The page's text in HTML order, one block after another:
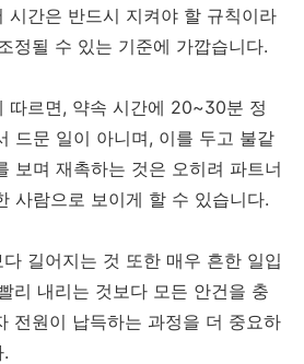
시간은 반드시 지켜야 할 규칙이라
정될 수 있는 기준에 가깝습니다.
따르면, 약속 시간에 20~30분 정
드문 일이 아니며, 이를 두고 불같
보며 재촉하는 것은 오히려 파트너
사람으로 보이게 할 수 있습니다.
길어지는 것 또한 매우 흔한 일입
리 내리는 것보다 모든 안건을 충
전원이 납득하는 과정을 더 중요하